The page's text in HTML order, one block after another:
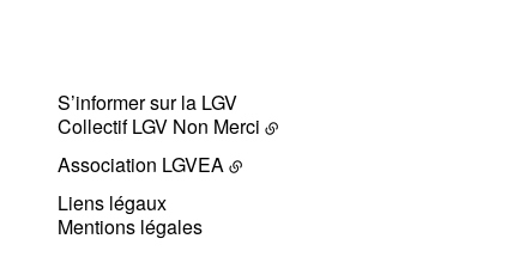
S’informer sur la LGV
Collectif LGV Non Merci
Association LGVEA
Liens légaux
Mentions légales